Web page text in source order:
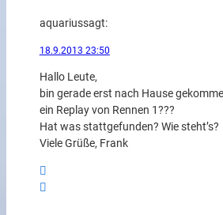
aquariussagt:
18.9.2013 23:50
Hallo Leute,
bin gerade erst nach Hause
ein Replay von Rennen 1???
Hat was stattgefunden? Wie steht’s?
Viele Grüße, Frank